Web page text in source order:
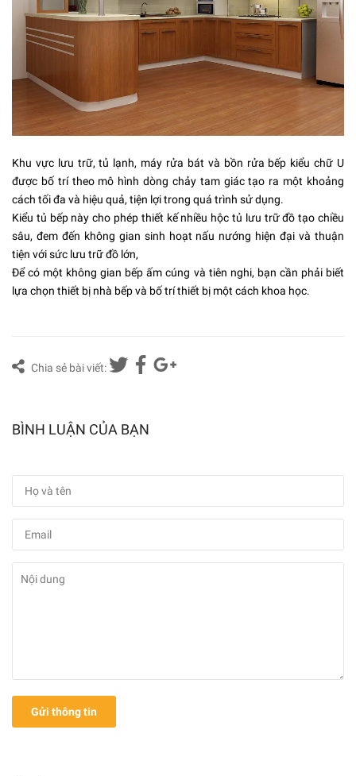
Khu vực lưu trữ, tủ lạnh, máy rửa bátvà bồn rửa bếp kiểu chữ U
được bố trí theo mô hình dòng chảy tam giác tạo ra một khoảng
cách tối đa và hiệu quả, tiện lợi trong quá trình sử dụng.
Kiểu tủ bếp này cho phép thiết kế nhiều hộc tủ lưu trữ đồ tạo chiều
sâu, đem đến không gian sinh hoạt nấu nướng hiện đại và thuận
tiện với sức lưu trữ đồ lớn,
Để có một không gian bếp ấm cúng và tiên nghi, bạn cần phải biết
lựa chọn thiết bị nhà bếp và bố trí thiết bị một cách khoa học.
Chia sẻ bài viết:
BÌNH LUẬN CỦA BẠN
Gửi thông tin